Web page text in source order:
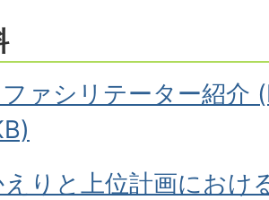
ァシリテーター紹介
りと上位計画におけ